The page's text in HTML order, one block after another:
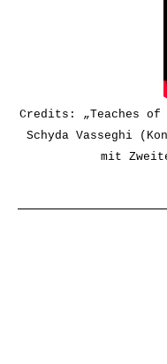
Credits: „Teaches of
Schyda Vasseghi
mit